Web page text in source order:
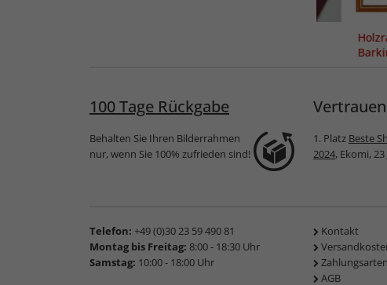
100 Tage Rückgabe
Behalten Sie Ihren Bilderrahmen
nur, wenn Sie 100% zufrieden sind!
1. Platz Beste
2024, Ekomi,
Telefon: +49 (0)30 23 59 490 81
Montag bis Freitag: 8:00 - 18:30 Uhr
Samstag: 10:00 - 18:00 Uhr
Kontakt
Zahlungsarten
AGB